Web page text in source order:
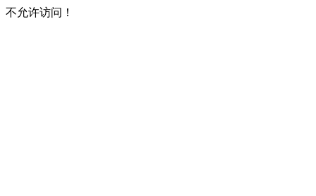
不允许访问！